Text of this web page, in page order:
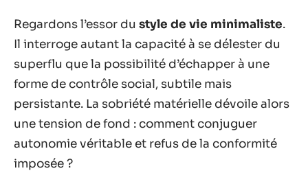
Regardons l’essor du style de vie minimaliste.
Il interroge autant la capacité à se délester du
superflu que la possibilité d’échapper à une
forme de contrôle social, subtile mais
persistante. La sobriété matérielle dévoile alors
une tension de fond : comment conjuguer
autonomie véritable et refus de la conformité
imposée ?